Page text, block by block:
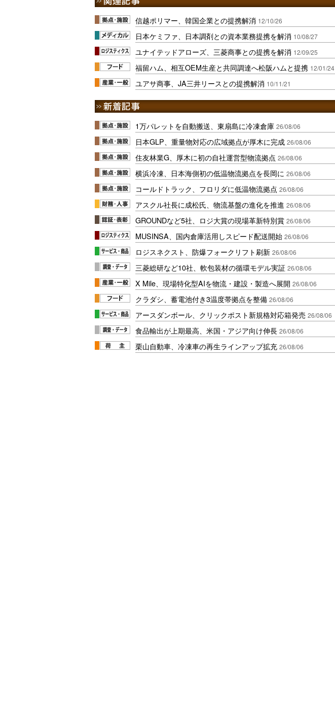
信越ポリマー、韓国企業との提携解消 12/10/26
日本ケミファ、日本調剤との資本業務提携を解消 10/08/27
ユナイテッドアローズ、三菱商事との提携を解消 12/09/25
福留ハム、相互OEM生産と共同調達へ松阪ハムと提携 12/01/24
ユアサ商事、JA三井リースとの提携解消 10/11/21
1万パレットを自動搬送、東扇島に冷凍倉庫 26/08/06
日本GLP、重量物対応の広域拠点が厚木に完成 26/08/06
住友林業G、厚木に初の自社運営型物流拠点 26/08/06
横浜冷凍、日本海側初の低温物流拠点を長岡に 26/08/06
コールドトラック、フロリダに低温物流拠点 26/08/06
アスクル社長に成松氏、物流基盤の進化を推進 26/08/06
GROUNDなど5社、ロジ大賞の現場革新特別賞 26/08/06
MUSINSA、国内倉庫活用しスピード配送開始 26/08/06
ロジスネクスト、防爆フォークリフト刷新 26/08/06
三菱総研など10社、軟包装材の循環モデル実証 26/08/06
X Mile、現場特化型AIを物流・建設・製造へ展開 26/08/06
クラダシ、蓄電池付き3温度帯拠点を整備 26/08/06
アースダンボール、クリックポスト新規格対応箱発売 26/08/06
食品輸出が上期最高、米国・アジア向け伸長 26/08/06
栗山自動車、冷凍車の再生ラインアップ拡充 26/08/06